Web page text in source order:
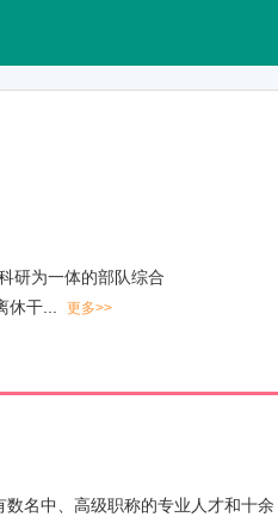
研为一体的部队综合
休干... 更多>>
名中、高级职称的专业人才和十余